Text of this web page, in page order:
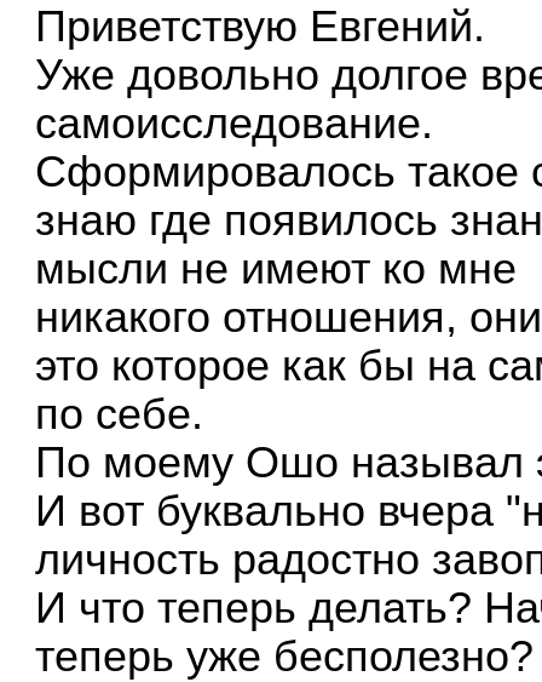
Приветствую Евгений.
Уже довольно долгое
самоисследование.
Сформировалось такое
знаю где появилось
мысли не имеют ко мне
никакого отношения,
это которое как бы на
по себе.
По моему Ошо называл
И вот буквально вчера
личность радостно
И что теперь делать?
теперь уже бесполезно?